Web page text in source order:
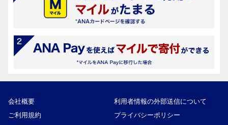
会社概要
利用者情報の外部送信について
ご利用規約
プライバシーポリシー